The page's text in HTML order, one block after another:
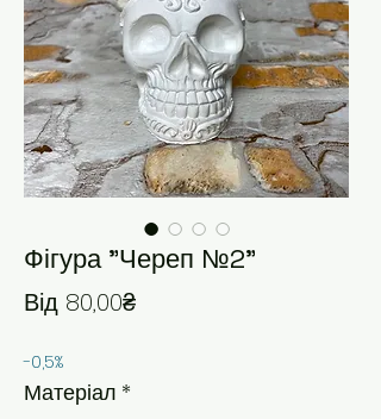
Фігура "Череп №2"
Від 80,00₴За розпродажем
-0,5%
Матеріал *